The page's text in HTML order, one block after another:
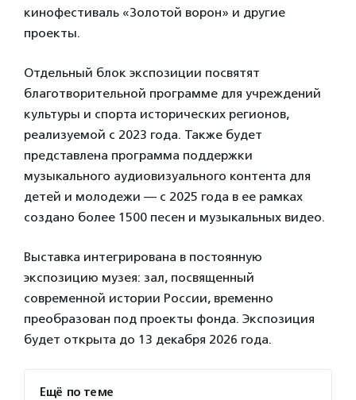
кинофестиваль «Золотой ворон» и другие
проекты.
Отдельный блок экспозиции посвятят
благотворительной программе для учреждений
культуры и спорта исторических регионов,
реализуемой с 2023 года. Также будет
представлена программа поддержки
музыкального аудиовизуального контента для
детей и молодежи — с 2025 года в ее рамках
создано более 1500 песен и музыкальных видео.
Выставка интегрирована в постоянную
экспозицию музея: зал, посвященный
современной истории России, временно
преобразован под проекты фонда. Экспозиция
будет открыта до 13 декабря 2026 года.
Ещё по теме